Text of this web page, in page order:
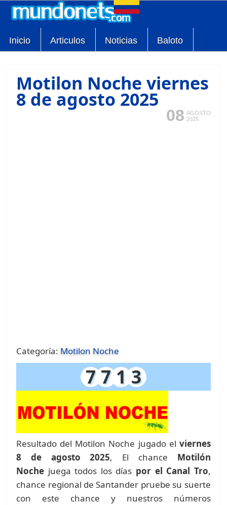
Inicio Articulos Noticias Baloto
Motilon Noche viernes
8 de agosto 2025
08 AGOSTO
2025
Categoría: Motilon Noche
7 7 1 3
Resultado del Motilon Noche jugado el viernes
8 de agosto 2025, El chance Motilón
Noche juega todos los días por el Canal Tro,
chance regional de Santander pruebe su suerte
con este chance y nuestros números